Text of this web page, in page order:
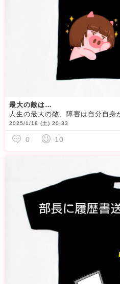
最大の敵は…
人生の最大の敵、障害は自分自身
2025/1/18 (土) 20:33
0 10